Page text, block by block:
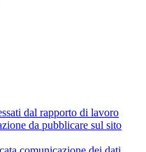
dal rapporto di lavoro
da pubblicare sul sito